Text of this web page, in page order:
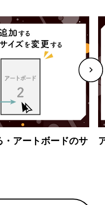
アートボードのサ